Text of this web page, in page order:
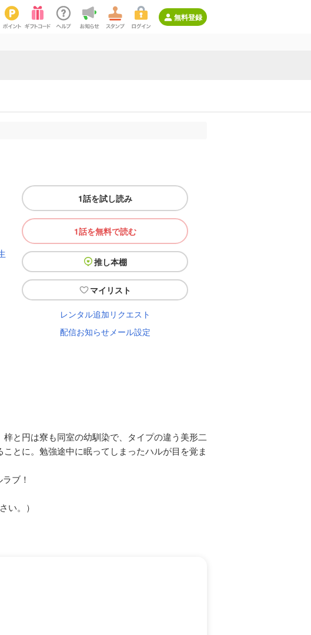
無料登録
1話を試し読み
1話を無料で読む
推し本棚
マイリスト
レンタル追加リクエスト
配信お知らせメール設定
と円は寮も同室の幼馴染で、タイプの違う美形二
とに。勉強途中に眠ってしまったハルが目を覚ま
ブ！
い。）